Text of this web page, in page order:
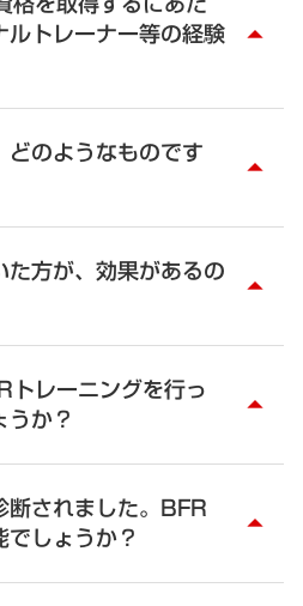
る可能性もあります。軽い
い、また、ＢＦＲトレーニ
力がアップするだけでな
状出血も起きにくくなりま
。トレーナー等の経験 arrow_drop_up
、トレーニング、接骨院等
とよいでしょう。
のようなものです arrow_drop_up
害保険に加入しています。
同時に全ての人が加入する
ナーの為のものではなく、
です。トレーナーに瑕疵が
トレーニング中だけでな
中のトレーナーの瑕疵によ
保険対象となります。
方が、効果があるの arrow_drop_up
感じがするというのは、間
らもとづいてBFRトレーニ
。昔は、毎日トレーニング
トレーニングではしっかり
血流制限トレーニングは、
取り入れています。
レーニングを行っ
か？ arrow_drop_up
性化は、ガンの促進に繋が
ングは避けてください。
関しても、癌を切除した
院で判断をしてもらってく
されました。BFR
しょうか？ arrow_drop_up